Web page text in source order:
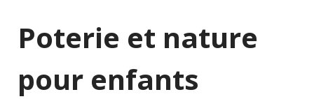
Poterie et nature
pour enfants